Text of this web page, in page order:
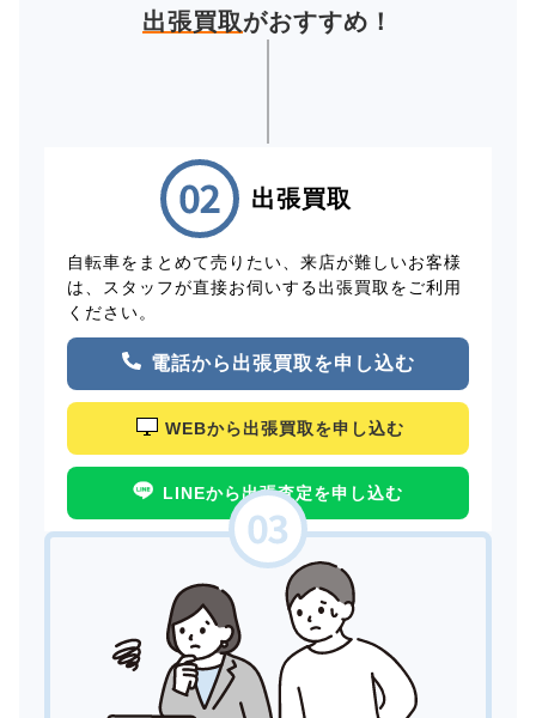
出張買取がおすすめ！
出張買取
自転車をまとめて売りたい、来店が難しいお客様
は、スタッフが直接お伺いする出張買取をご利用
ください。
電話から出張買取を申し込む
WEBから出張買取を申し込む
LINEから出張査定を申し込む